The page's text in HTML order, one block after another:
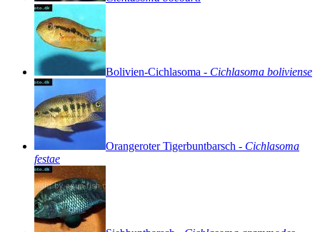
Bolivien-Cichlasoma - Cichlasoma boliviense
OrangeroterTigerbuntbarsch - Cichlasoma
festae